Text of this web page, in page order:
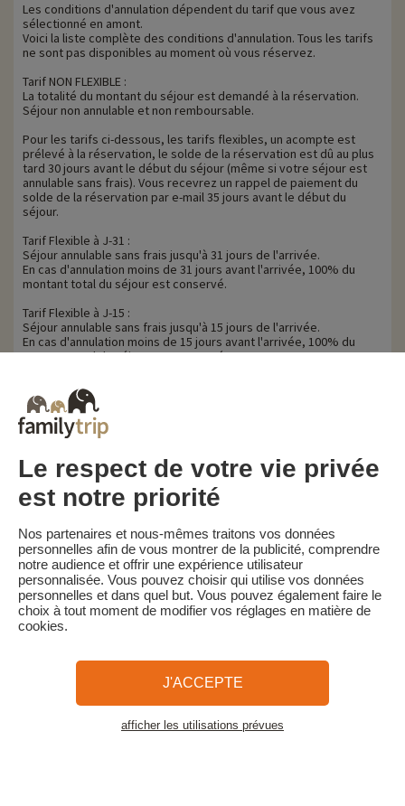
Les conditions d'annulation dépendent du tarif que vous avez
sélectionné en amont.
Voici la liste complète des conditions d'annulation. Tous les tarifs
ne sont pas disponibles au moment où vous réservez.
Tarif NON FLEXIBLE :
La totalité du montant du séjour est demandé à la réservation.
Séjour non annulable et non remboursable.
Pour les tarifs ci-dessous, les tarifs flexibles, un acompte est
prélevé à la réservation, le solde de la réservation est dû au plus
tard 30 jours avant le début du séjour (même si votre séjour est
annulable sans frais). Vous recevrez un rappel de paiement du
solde de la réservation par e-mail 35 jours avant le début du
séjour.
Tarif Flexible à J-31 :
Séjour annulable sans frais jusqu'à 31 jours de l'arrivée.
En cas d'annulation moins de 31 jours avant l'arrivée, 100% du
montant total du séjour est conservé.
Tarif Flexible à J-15 :
Séjour annulable sans frais jusqu'à 15 jours de l'arrivée.
En cas d'annulation moins de 15 jours avant l'arrivée, 100% du
montant total du séjour est conservé.
Tarif Flexible à J-8 :
Séjour annulable sans frais jusqu'à 8 jours de l'arrivée.
En cas d'annulation moins de 8 jours avant l'arrivée, 100% du
montant total du séjour est conservé.
Tarif Flexible à J-3 :
Séjour annulable sans frais jusqu'à 3 jours de l'arrivée.
En cas d'annulation moins de 3 jours avant l'arrivée, 100% du
montant total du séjour est conservé.
Familytrip vous conseille de souscrire l'assurance annulation de
son partenaire AREAS Assurances. Souscrivez au moment de la
réservation ou dans les 24h suivant votre réservation par
téléphone.
CGV et Charte de Confidentialité
La Presse parle de nous
Plan du site
Le respect de votre vie privée
est notre priorité
Nos partenaires et nous-mêmes traitons vos données
personnelles afin de vous montrer de la publicité, comprendre
notre audience et offrir une expérience utilisateur
personnalisée. Vous pouvez choisir qui utilise vos données
personnelles et dans quel but. Vous pouvez également faire le
choix à tout moment de modifier vos réglages en matière de
cookies.
J'ACCEPTE
afficher les utilisations prévues